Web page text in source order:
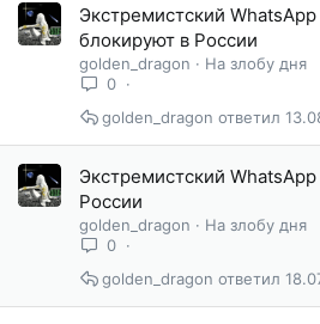
Экстремистский
блокируют в России
golden_dragon
На злобу дня
0
golden_dragon
Экстремистский
России
golden_dragon
На злобу дня
0
golden_dragon